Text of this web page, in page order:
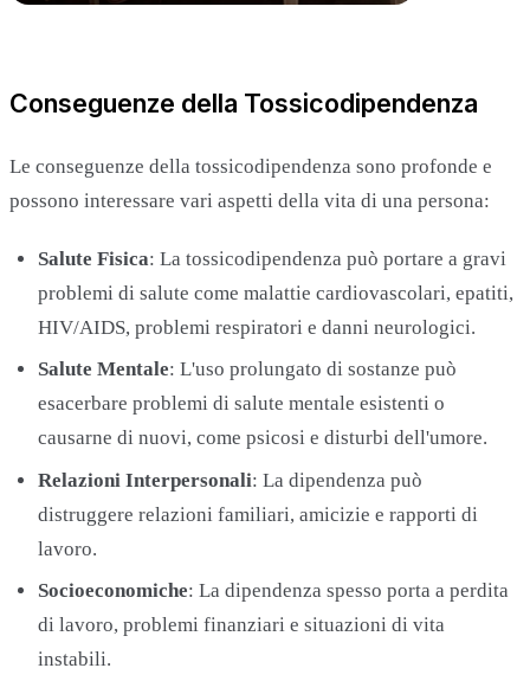
Conseguenze della Tossicodipendenza
Le conseguenze della tossicodipendenza sono profonde e
possono interessare vari aspetti della vita di una persona:
Salute Fisica: La tossicodipendenza può portare a gravi
problemi di salute come malattie cardiovascolari, epatiti,
HIV/AIDS, problemi respiratori e danni neurologici.
Salute Mentale: L'uso prolungato di sostanze può
esacerbare problemi di salute mentale esistenti o
causarne di nuovi, come psicosi e disturbi dell'umore.
Relazioni Interpersonali: La dipendenza può
distruggere relazioni familiari, amicizie e rapporti di
lavoro.
Socioeconomiche: La dipendenza spesso porta a perdita
di lavoro, problemi finanziari e situazioni di vita
instabili.